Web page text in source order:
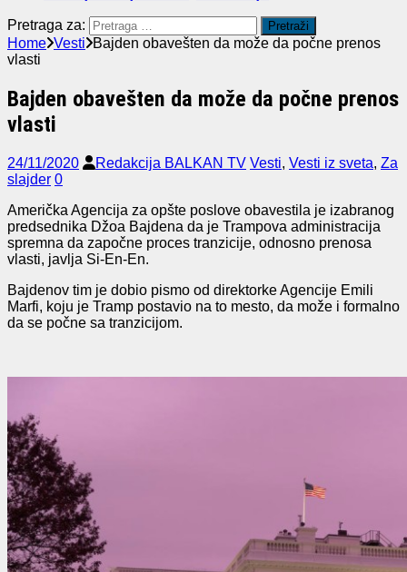
Pretraga za:
Home Vesti
Bajden obavešten da može da počne prenos
vlasti
Bajden obavešten da može da počne prenos
vlasti
24/11/2020 Redakcija BALKAN TV Vesti, Vesti iz sveta, Za
slajder 0
Američka Agencija za opšte poslove obavestila je izabranog
predsednika Džoa Bajdena da je Trampova administracija
spremna da započne proces tranzicije, odnosno prenosa
vlasti, javlja Si-En-En.
Bajdenov tim je dobio pismo od direktorke Agencije Emili
Marfi, koju je Tramp postavio na to mesto, da može i formalno
da se počne sa tranzicijom.